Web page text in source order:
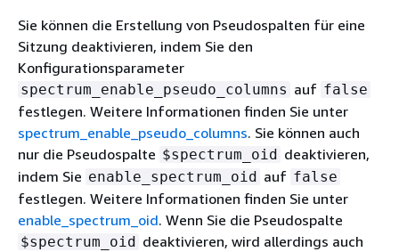
Sie können die Erstellung von Pseudospalten für eine
Sitzung deaktivieren, indem Sie den
Konfigurationsparameter
spectrum_enable_pseudo_columns auf false
festlegen. Weitere Informationen finden Sie unter
spectrum_enable_pseudo_columns. Sie können auch
nur die Pseudospalte $spectrum_oid deaktivieren,
indem Sie enable_spectrum_oid auf false
festlegen. Weitere Informationen finden Sie unter
enable_spectrum_oid. Wenn Sie die Pseudospalte
$spectrum_oid deaktivieren, wird allerdings auch